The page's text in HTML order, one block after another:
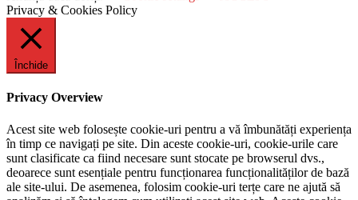
Privacy & Cookies Policy
Închide
Privacy Overview
Acest site web folosește cookie-uri pentru a vă îmbunătăți experiența
în timp ce navigați pe site. Din aceste cookie-uri, cookie-urile care
sunt clasificate ca fiind necesare sunt stocate pe browserul dvs.,
deoarece sunt esențiale pentru funcționarea funcționalităților de bază
ale site-ului. De asemenea, folosim cookie-uri terțe care ne ajută să